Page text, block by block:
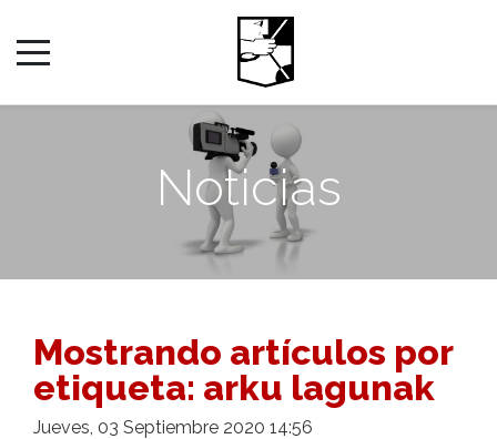
Noticias
Mostrando artículos por
etiqueta: arku lagunak
Jueves, 03 Septiembre 2020 14:56